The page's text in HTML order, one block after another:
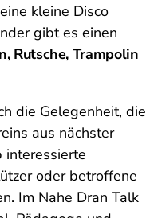
kleine Disco
gibt es einen
Rutsche, Trampolin
die Gelegenheit, die
aus nächster
interessierte
oder betroffene
Im Nahe Dran Talk